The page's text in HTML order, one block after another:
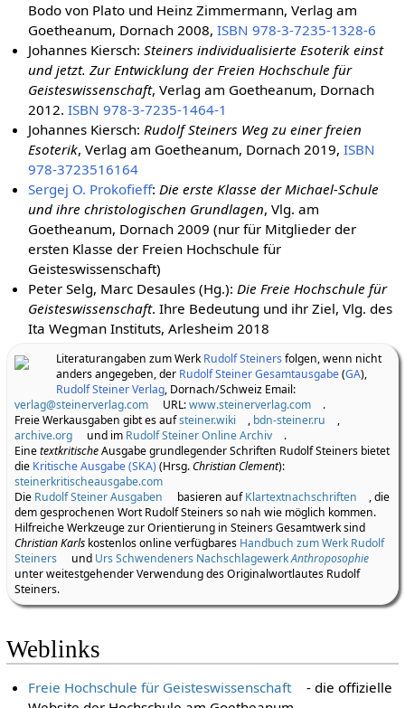
Bodo von Plato und Heinz Zimmermann, Verlag am
Goetheanum, Dornach 2008,ISBN 978-3-7235-1328-6
Johannes Kiersch:Steiners individualisierte Esoterik einst
und jetzt. Zur Entwicklung der Freien Hochschule für
Geisteswissenschaft, Verlag am Goetheanum, Dornach
2012.ISBN 978-3-7235-1464-1
Johannes Kiersch: Rudolf Steiners Weg zu einer freien
Esoterik, Verlag am Goetheanum, Dornach 2019,ISBN
978-3723516164
Sergej O. Prokofieff: Die erste Klasse der Michael-Schule
und ihre christologischen Grundlagen, Vlg. am
Goetheanum, Dornach 2009 (nur für Mitglieder der
ersten Klasse der Freien Hochschule für
Geisteswissenschaft)
Peter Selg, Marc Desaules (Hg.): Die Freie Hochschule für
Geisteswissenschaft. Ihre Bedeutung und ihr Ziel, Vlg. des
Ita Wegman Instituts, Arlesheim 2018
Literaturangaben zum WerkRudolf Steinersfolgen, wenn nicht
anders angegeben, der Rudolf Steiner Gesamtausgabe(GA),
Rudolf Steiner Verlag, Dornach/Schweiz Email:
verlag@steinerverlag.com
URL:www.steinerverlag.com
.
Freie Werkausgaben gibt es aufsteiner.wiki , bdn-steiner.ru
,
archive.org
und im Rudolf Steiner Online Archiv
.
EinetextkritischeAusgabe grundlegender Schriften Rudolf Steiners bietet
die Kritische Ausgabe (SKA)(Hrsg.Christian Clement):
steinerkritischeausgabe.com
Die Rudolf Steiner Ausgaben basieren aufKlartextnachschriften
, die
dem gesprochenen Wort Rudolf Steiners so nah wie möglich kommen.
Hilfreiche Werkzeuge zur Orientierung in Steiners Gesamtwerk sind
Christian Karlskostenlos online verfügbares Handbuch zum Werk Rudolf
Steiners
und Urs Schwendeners NachschlagewerkAnthroposophie
unter weitestgehender Verwendung des Originalwortlautes Rudolf
Steiners.
Weblinks
Freie Hochschule für Geisteswissenschaft
- die offizielle